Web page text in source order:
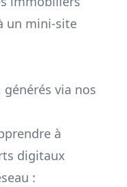
un mini-site
via nos
à
digitaux
: